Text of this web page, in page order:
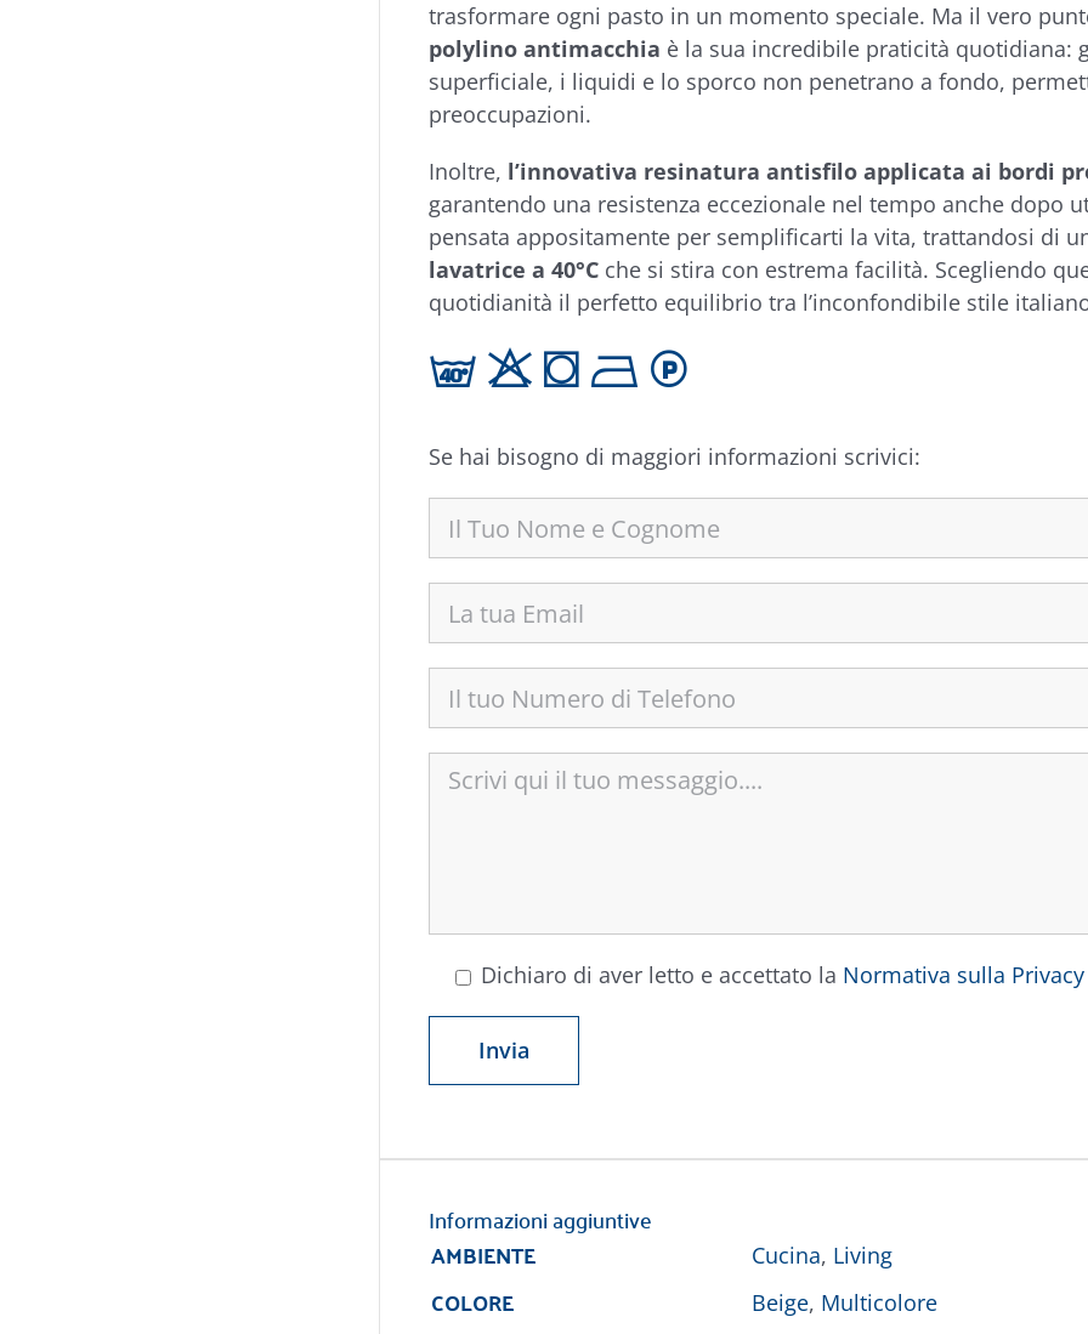
trasformare ogni pasto in un momento speciale. Ma il vero
polylino antimacchia è la sua incredibile praticità quotidiana:
superficiale, i liquidi e lo sporco non penetrano a fondo,
preoccupazioni.
Inoltre, l’innovativa resinatura antisfilo applicata ai bordi
garantendo una resistenza eccezionale nel tempo anche dopo
pensata appositamente per semplificarti la vita, trattandosi di
lavatrice a 40°Cche si stira con estrema facilità. Scegliendo
quotidianità il perfetto equilibrio tra l’inconfondibile stile
h H T B L
Se hai bisogno di maggiori informazioni scrivici:
Dichiaro di aver letto e accettato la Normativa sulla Privacy
Informazioni aggiuntive
AMBIENTE
Cucina, Living
COLORE Beige, Multicolore